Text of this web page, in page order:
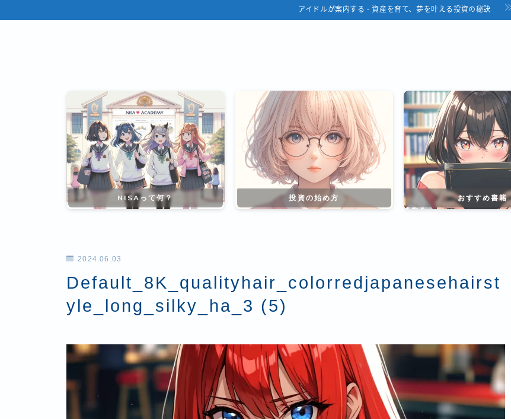
アイドルが案内する - 資産を育て、夢を叶える投資の秘訣
NISAって何？ 投資の始め方 おすすめ書籍
2024.06.03
Default_8K_qualityhair_colorredjapanesehairst
yle_long_silky_ha_3 (5)